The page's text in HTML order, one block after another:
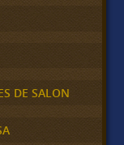
DE SALON